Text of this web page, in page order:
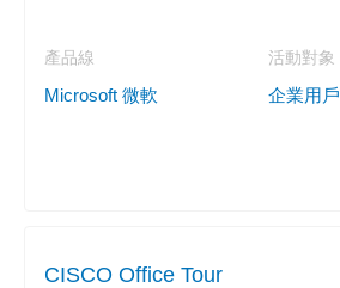
產品線
Microsoft 微軟
活動對象
企業用戶
CISCO Office Tour